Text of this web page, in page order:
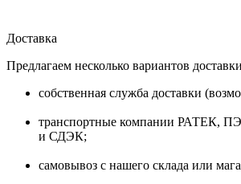
Доставка
Предлагаем несколько вариантов
собственная служба доставки
транспортные компании РАТЕК,
и СДЭК;
самовывоз с нашего склада или